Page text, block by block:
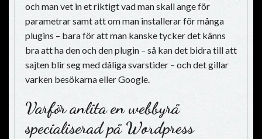
och man vet in et riktigt vad man skall ange för
parametrar samt att om man installerar för många
plugins – bara för att man kanske tycker det känns
bra att ha den och den plugin – så kan det bidra till att
sajten blir seg med dåliga svarstider – och det gillar
varken besökarna eller Google.
Varför anlita en webbyrå
specialiserad på Wordpress